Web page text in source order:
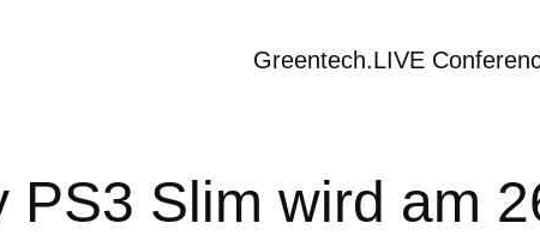
Greentech.LIVE
Slim wird am